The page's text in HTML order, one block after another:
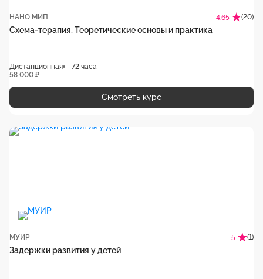
НАНО МИП 4.65 (20)
Схема-терапия. Теоретические основы и практика
Дистанционная
72 часа
58 000 ₽
Смотреть курс
МУИР 5 (1)
Задержки развития у детей